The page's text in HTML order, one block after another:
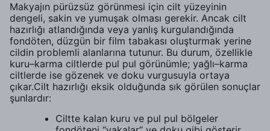
Makyajın pürüzsüz görünmesi için cilt yüzeyinin
dengeli, sakin ve yumuşak olması gerekir. Ancak cilt
hazırlığı atlandığında veya yanlış kurgulandığında
fondöten, düzgün bir film tabakası oluşturmak yerine
cildin problemli alanlarına tutunur. Bu durum, özellikle
kuru–karma ciltlerde pul pul görünümle; yağlı–karma
ciltlerde ise gözenek ve doku vurgusuyla ortaya
çıkar.Cilt hazırlığı eksik olduğunda sık görülen sonuçlar
şunlardır:
Ciltte kalan kuru ve pul pul bölgeler